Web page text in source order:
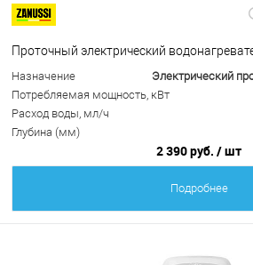
Проточный электрический
Назначение
Электрический
Потребляемая мощность, кВт
Расход воды, мл/ч
Глубина (мм)
2 390 руб. / шт
Подробнее